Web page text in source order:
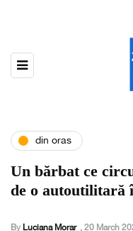
din oras
Un bărbat ce
de o autoutilitară
By Luciana Morar , 20 March